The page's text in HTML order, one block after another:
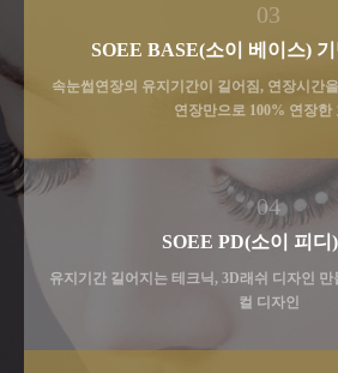
03
SOEE BASE(소이 베이스)
속눈썹연장의 유지기간이 길어짐, 연장시간
연장만으로 100% 연장한
04
SOEE PD(소이 피디
유지기간 길어지는 테크닉, 3D래쉬 디자인
컬 디자인